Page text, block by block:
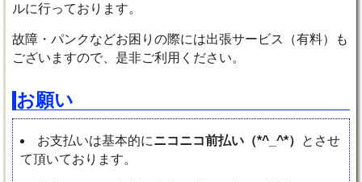
ルに行っております。
故障・パンクなどお困りの際には出張サービス（有料）も
ございますので、是非ご利用ください。
お願い
お支払いは基本的にニコニコ前払い（*^_^*）
とさせ
て頂いております。